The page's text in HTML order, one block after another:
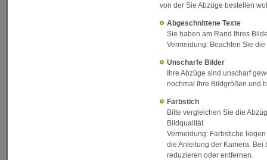
von der Sie Abzüge bestellen
Abgeschnittene Texte
Sie haben am Rand Ihres
Vermeidung: Beachten Sie
Unscharfe Bilder
Ihre Abzüge sind unscharf
nochmal Ihre Bildgrößen und
Farbstich
Bitte vergleichen Sie die
Bildqualität.
Vermeidung: Farbstiche
die Anleitung der Kamera. Bei
reduzieren oder entfernen.